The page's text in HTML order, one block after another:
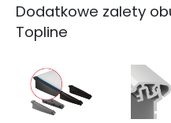
Dodatkowe zalety
Topline